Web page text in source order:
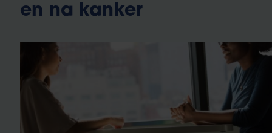
en na kanker